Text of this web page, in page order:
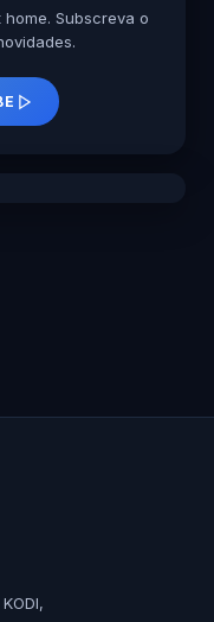
Subscreva o